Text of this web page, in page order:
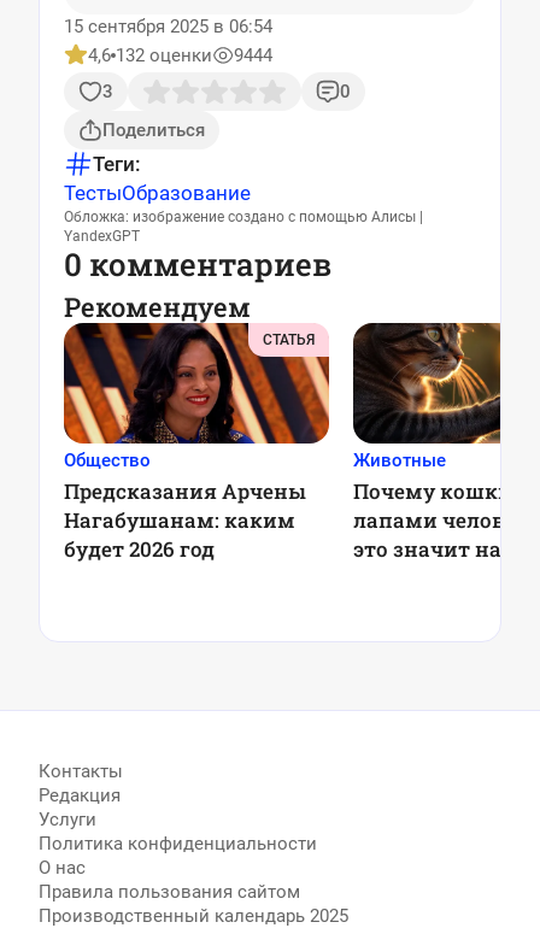
15 сентября 2025 в 06:54
4,6 132 оценки
9444
3
0
Поделиться
Теги:
ТестыОбразование
Обложка: изображение создано с помощью Алисы |
YandexGPT
0 комментариев
Рекомендуем
СТАТЬЯ
Общество
Предсказания Арчены
Нагабушанам: каким
будет 2026 год
Животные
Почему кошки
лапами
это значит на
Контакты
Редакция
Услуги
Политика конфиденциальности
О нас
Правила пользования сайтом
Производственный календарь 2025